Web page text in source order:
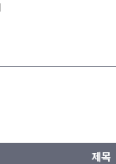
제목